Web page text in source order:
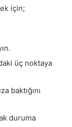
için;
üç noktaya
baktığını
duruma